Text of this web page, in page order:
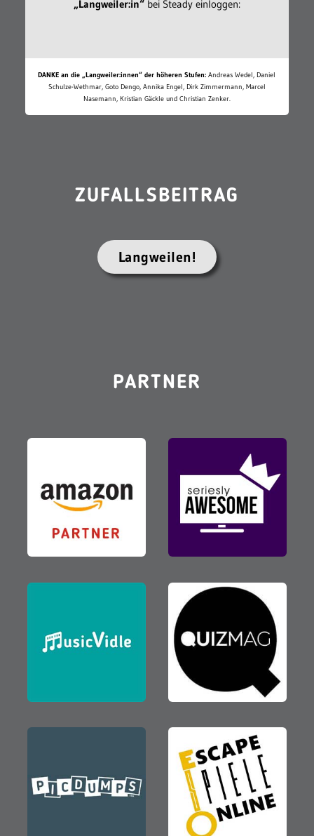
„Langweiler:in“bei Steady einloggen:
DANKE an die „Langweiler:innen“ der höheren Stufen: Andreas Wedel, Daniel
Schulze-Wethmar, Goto Dengo, Annika Engel, Dirk Zimmermann, Marcel
Nasemann, Kristian Gäckle und Christian Zenker.
ZUFALLSBEITRAG
Langweilen!
PARTNER